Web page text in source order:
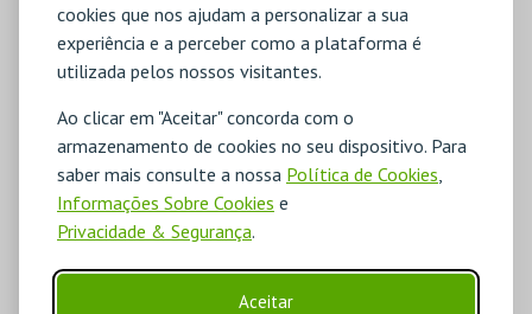
cookies que nos ajudam a personalizar a sua
experiência e a perceber como a plataforma é
utilizada pelos nossos visitantes.
Ao clicar em "Aceitar" concorda com o
armazenamento de cookies no seu dispositivo. Para
saber mais consulte a nossa Política de Cookies
Informações Sobre Cookies e
Privacidade & Segurança.
Aceitar